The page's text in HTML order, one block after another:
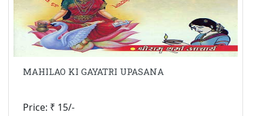
MAHILAO KI GAYATRI UPASANA
Price: ₹ 15/-